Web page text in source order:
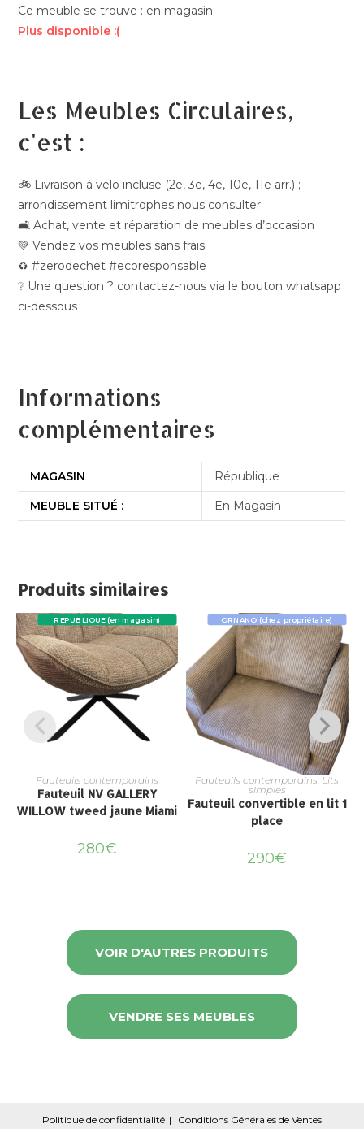
Ce meuble se trouve : en magasin
Plus disponible :(
Les Meubles Circulaires,
c'est :
🚲 Livraison à vélo incluse (2e, 3e, 4e, 10e, 11e arr.) ;
arrondissement limitrophes nous consulter
🛋️ Achat, vente et réparation de meubles d’occasion
💚 Vendez vos meubles sans frais
♻️ #zerodechet #ecoresponsable
❔ Une question ? contactez-nous via le bouton whatsapp
ci-dessous
Informations
complémentaires
MAGASIN
République
MEUBLE SITUÉ :
En Magasin
Produits similaires
REPUBLIQUE (en magasin)
Fauteuils contemporains
Fauteuil NV GALLERY
WILLOW tweed jaune Miami
280€
ORNANO (chez propriétaire)
Fauteuils contemporains Lits
simples
Fauteuil convertible en lit 1
place
290€
VOIR D'AUTRES PRODUITS
VENDRE SES MEUBLES
Politique de confidentialité Conditions Générales de Ventes